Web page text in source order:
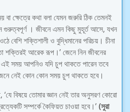
বা ক্ষেত্রে কথা বলা যেমন জরুরি ঠিক তেমনই
গুরুত্বপূর্ণ । জীবনে এমন কিছু মুহূর্ত আসে, যখন
বেশি শক্তিশালী ও বুদ্ধিমানের পরিচয়। চীনা
শক্তিরই আরেক রূপ।’ জেনে নিন জীবনের
সময় আপনিও যদি চুপ থাকতে পারেন তবে
নেই কোন কোন সময় চুপ থাকতে হবে।
বিষয়ে তোমার জ্ঞান নেই তার অনুসরণ কোরো
সম্পর্কে কৈফিয়ত চাওয়া হবে।’(সুরা